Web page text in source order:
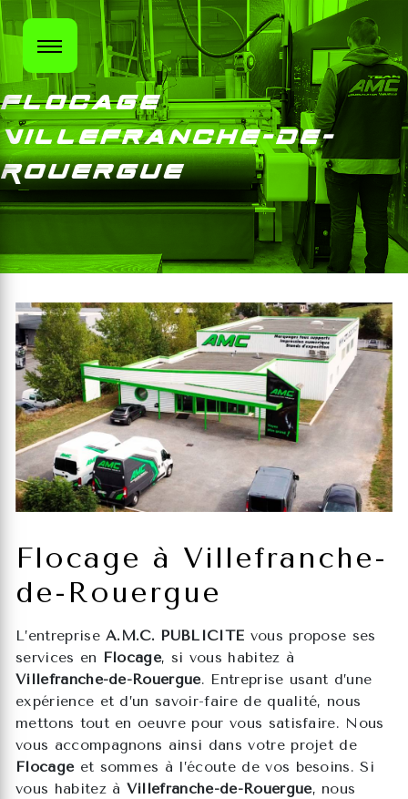
Flocage
Villefranche-de-
Rouergue
Flocage à Villefranche-
de-Rouergue
L’entrepriseA.M.C. PUBLICITE vous propose ses
services en Flocage, si vous habitez à
Villefranche-de-Rouergue. Entreprise usant d’une
expérience et d’un savoir-faire de qualité, nous
mettons tout en oeuvre pour vous satisfaire. Nous
vous accompagnons ainsi dans votre projet de
Flocageet sommes à l’écoute de vos besoins. Si
vous habitez à Villefranche-de-Rouergue, nous
Panneau de gestion des cookies